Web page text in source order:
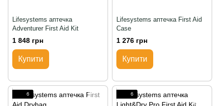
Lifesystems аптечка
Adventurer First Aid Kit
1 848 грн
Купити
Lifesystems аптечка First Aid
Case
1 276 грн
Купити
6 6